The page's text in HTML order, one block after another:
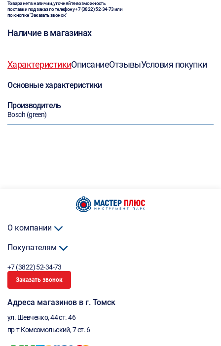
Товара нет в наличии, уточняйте возможность
поставки под заказ по телефону+7 (3822) 52-34-73или
по кнопке "Заказать звонок"
Наличие в магазинах
ХарактеристикиОписаниеОтзывыУсловия покупки
Основные характеристики
Производитель
Bosch (green)
О компании
Покупателям
+7 (3822) 52-34-73
Заказать звонок
Адреса магазинов в г. Томск
ул. Шевченко, 44 ст. 46
пр-т Комсомольский, 7 ст. 6